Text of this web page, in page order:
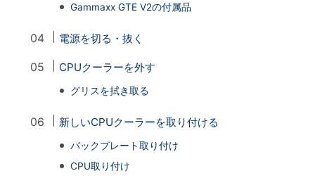
Gammaxx GTE V2の付属品
電源を切る・抜く
CPUクーラーを外す
グリスを拭き取る
新しいCPUクーラーを取り付ける
バックプレート取り付け
CPU取り付け